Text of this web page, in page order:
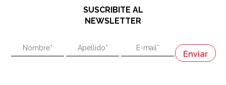
"En política, la estupidez no es una desventaja"
"En política, la estupidez no es una desventaja"
Napoleón
SUSCRIBITE AL
NEWSLETTER